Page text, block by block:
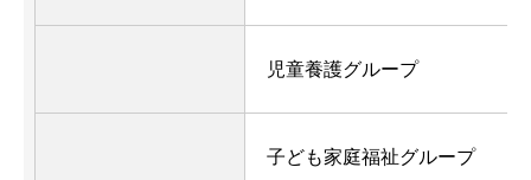
児童養護グループ
子ども家庭福祉グループ